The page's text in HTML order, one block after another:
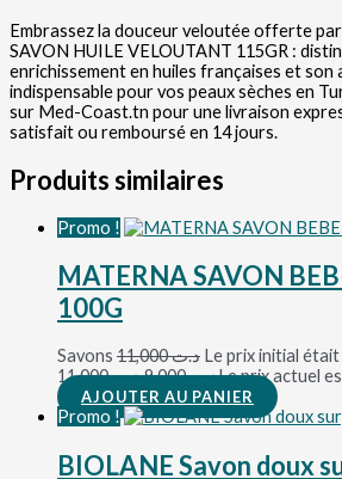
Embrassez la douceur veloutée offerte
SAVON HUILE VELOUTANT 115GR :
enrichissement en huiles françaises et
indispensable pour vos peaux sèches en
sur Med-Coast.tn pour une livraison
satisfait ou remboursé en 14 jours.
Produits similaires
Promo !
MATERNA SAVON
100G
Savons د.ت11,000
Le prix initial était
د.ت 11,000.
د.ت9,000
AJOUTER AU PANIER
Promo !
BIOLANE Savon doux